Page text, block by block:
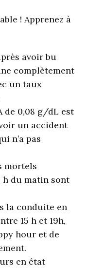
! Apprenez à
avoir bu
complètement
un taux
de 0,08 g/dL est
un accident
n’a pas
mortels
du matin sont
la conduite en
15 h et 19h,
hour et de
en état